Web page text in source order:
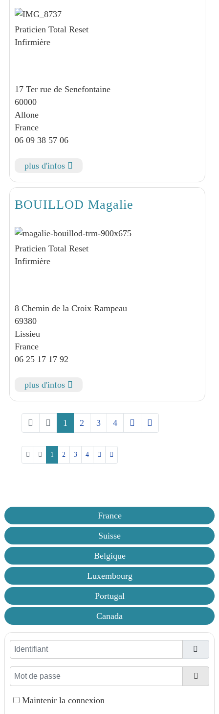
Praticien Total Reset
Infirmière
17 Ter rue de Senefontaine
60000
Allone
France
06 09 38 57 06
plus d'infos
BOUILLOD Magalie
Praticien Total Reset
Infirmière
8 Chemin de la Croix Rampeau
69380
Lissieu
France
06 25 17 17 92
plus d'infos
1 2 3 4
1 2 3 4
France
Suisse
Belgique
Luxembourg
Portugal
Canada
Identifiant
Mot de passe
Maintenir la connexion